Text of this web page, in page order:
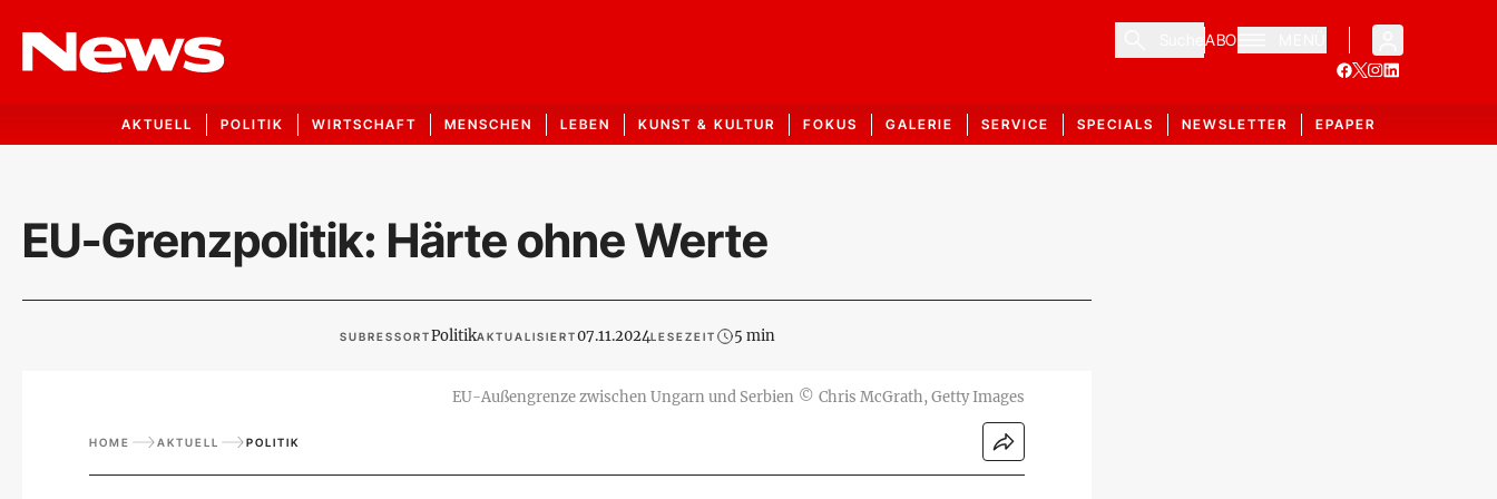
ABO
AKTUELL POLITIK WIRTSCHAFT MENSCHEN LEBEN KUNST & KULTUR FOKUS GALERIE SERVICE SPECIALS NEWSLETTER EPAPER
EU-Grenzpolitik: Härte ohne Werte
SUBRESSORTPolitikAKTUALISIERT07.11.2024LESEZEIT 5 min
EU-Außengrenze zwischen Ungarn und Serbien © Chris McGrath, Getty Images
HOME AKTUELL POLITIK